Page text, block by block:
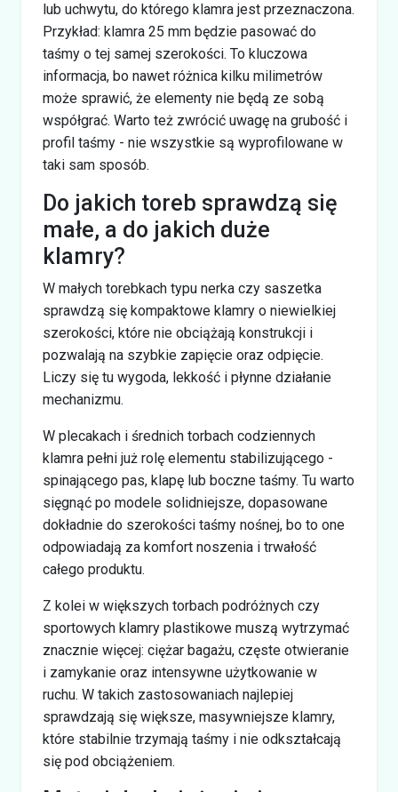
lub uchwytu, do którego klamra jest przeznaczona.
Przykład: klamra 25 mm będzie pasować do
taśmy o tej samej szerokości. To kluczowa
informacja, bo nawet różnica kilku milimetrów
może sprawić, że elementy nie będą ze sobą
współgrać. Warto też zwrócić uwagę na grubość i
profil taśmy - nie wszystkie są wyprofilowane w
taki sam sposób.
Do jakich toreb sprawdzą się
małe, a do jakich duże
klamry?
W małych torebkach typu nerka czy saszetka
sprawdzą się kompaktowe klamry o niewielkiej
szerokości, które nie obciążają konstrukcji i
pozwalają na szybkie zapięcie oraz odpięcie.
Liczy się tu wygoda, lekkość i płynne działanie
mechanizmu.
W plecakach i średnich torbach codziennych
klamra pełni już rolę elementu stabilizującego -
spinającego pas, klapę lub boczne taśmy. Tu warto
sięgnąć po modele solidniejsze, dopasowane
dokładnie do szerokości taśmy nośnej, bo to one
odpowiadają za komfort noszenia i trwałość
całego produktu.
Z kolei w większych torbach podróżnych czy
sportowych klamry plastikowe muszą wytrzymać
znacznie więcej: ciężar bagażu, częste otwieranie
i zamykanie oraz intensywne użytkowanie w
ruchu. W takich zastosowaniach najlepiej
sprawdzają się większe, masywniejsze klamry,
które stabilnie trzymają taśmy i nie odkształcają
się pod obciążeniem.